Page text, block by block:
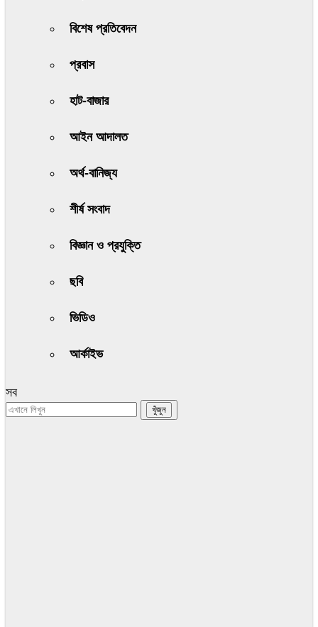
বিশেষ প্রতিবেদন
প্রবাস
হাট-বাজার
আইন আদালত
অর্থ-বানিজ্য
শীর্ষ সংবাদ
বিজ্ঞান ও প্রযুক্তি
ছবি
ভিডিও
আর্কাইভ
সব